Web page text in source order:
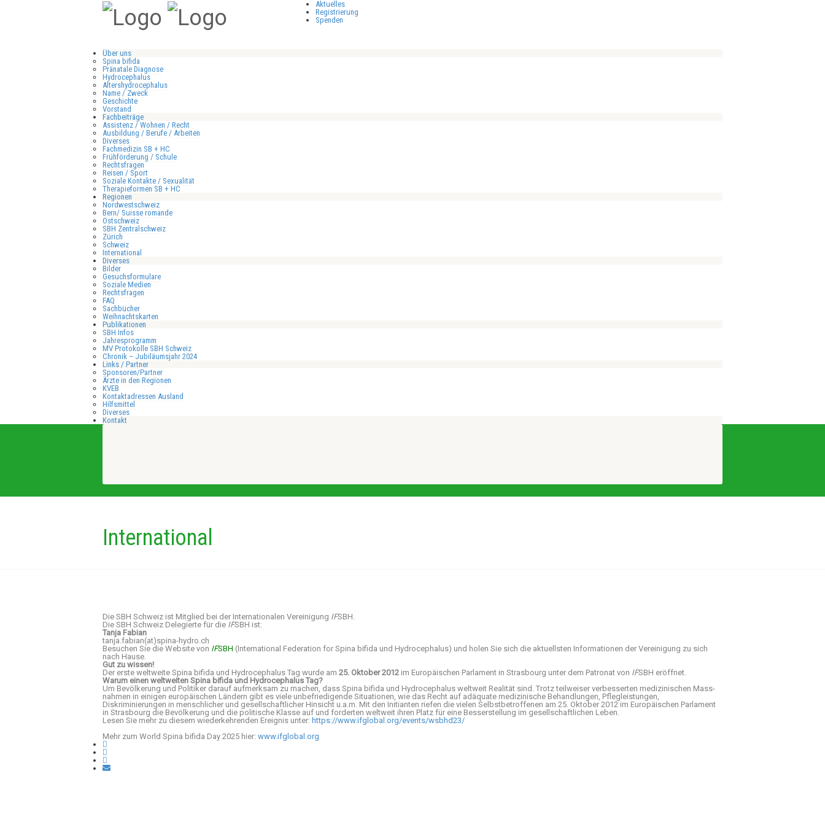
Aktuelles
Registrierung
Spenden
Über uns
Spina bifida
Pränatale Diagnose
Hydrocephalus
Altershydrocephalus
Name / Zweck
Geschichte
Vorstand
Fachbeiträge
Assistenz / Wohnen / Recht
Ausbildung / Berufe / Arbeiten
Diverses
Fachmedizin SB + HC
Frühförderung / Schule
Rechtsfragen
Reisen / Sport
Soziale Kontakte / Sexualität
Therapieformen SB + HC
Regionen
Nordwestschweiz
Bern/ Suisse romande
Ostschweiz
SBH Zentralschweiz
Zürich
Schweiz
International
Diverses
Bilder
Gesuchsformulare
Soziale Medien
Rechtsfragen
FAQ
Sachbücher
Weihnachtskarten
Publikationen
SBH Infos
Jahresprogramm
MV Protokolle SBH Schweiz
Chronik – Jubiläumsjahr 2024
Links / Partner
Sponsoren/Partner
Ärzte in den Regionen
KVEB
Kontaktadressen Ausland
Hilfsmittel
Diverses
Kontakt
International
Die SBH Schweiz ist Mitglied bei der Internationalen Vereinigung IFSBH.
Die SBH Schweiz Delegierte für die IFSBH ist:
Tanja Fabian
tanja.fabian(at)spina-hydro.ch
Besuchen Sie die Website von IFSBH (International Federation for Spina bifida und Hydrocephalus) und holen Sie sich die aktuellsten Informationen der Vereinigung zu sich
nach Hause.
Gut zu wissen!
Der erste weltweite Spina bifida und Hydrocephalus Tag wurde am 25. Oktober 2012 im Europäischen Parlament in Strasbourg unter dem Patronat von IFSBH eröffnet.
Warum einen weltweiten Spina bifida und Hydrocephalus Tag?
Um Bevölkerung und Politiker darauf aufmerksam zu machen, dass Spina bifida und Hydro­cephalus weltweit Realität sind. Trotz teilweiser verbesserten medizinischen Mass­
nahmen in einigen europäischen Ländern gibt es viele unbefriedigende Situationen, wie das Recht auf adäquate medizinische Behandlungen, Pfleg­leistungen,
Diskriminierungen in menschlicher und gesellschaftlicher Hinsicht u.a.m. Mit den Initianten riefen die vielen Selbstbetroffenen am 25. Oktober 2012 im Europäischen Parlament
in Strasbourg die Bevölkerung und die politische Klasse auf und forderten weltweit ihren Platz für eine Besser­stellung im gesellschaftlichen Leben.
Lesen Sie mehr zu diesem wiederkehrenden Ereignis unter: https://www.ifglobal.org/events/wsbhd23/
Mehr zum World Spina bifida Day 2025 hier: www.ifglobal.org